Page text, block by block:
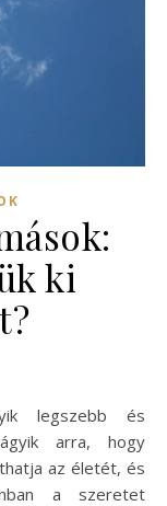
ki
arra, hogy
az életét, és
a szeretet